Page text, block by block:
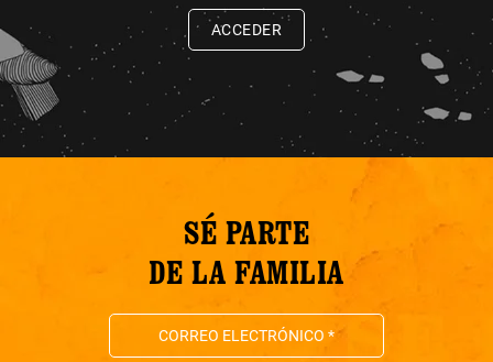
ACCEDER
SÉ PARTE
DE LA FAMILIA